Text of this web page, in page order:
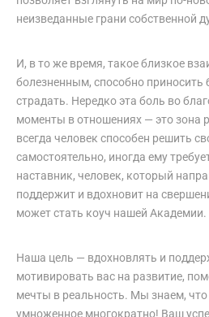
неизведанные грани собственной
И, в то же время, такое близкое
болезненным, способно приносить
страдать. Нередко эта боль во
моменты в отношениях — это зона
всегда человек способен решить
самостоятельно, иногда ему
наставник, человек, который
поддержит и вдохновит на
может стать коуч нашей Академии.
Наша цель — вдохновлять и
мотивировать вас на развитие,
мечты в реальность. Мы знаем,
умноженное многократно! Ваш